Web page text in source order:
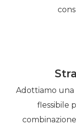
Adottiamo una
flessibile